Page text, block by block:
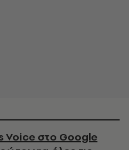
Voice στο Google